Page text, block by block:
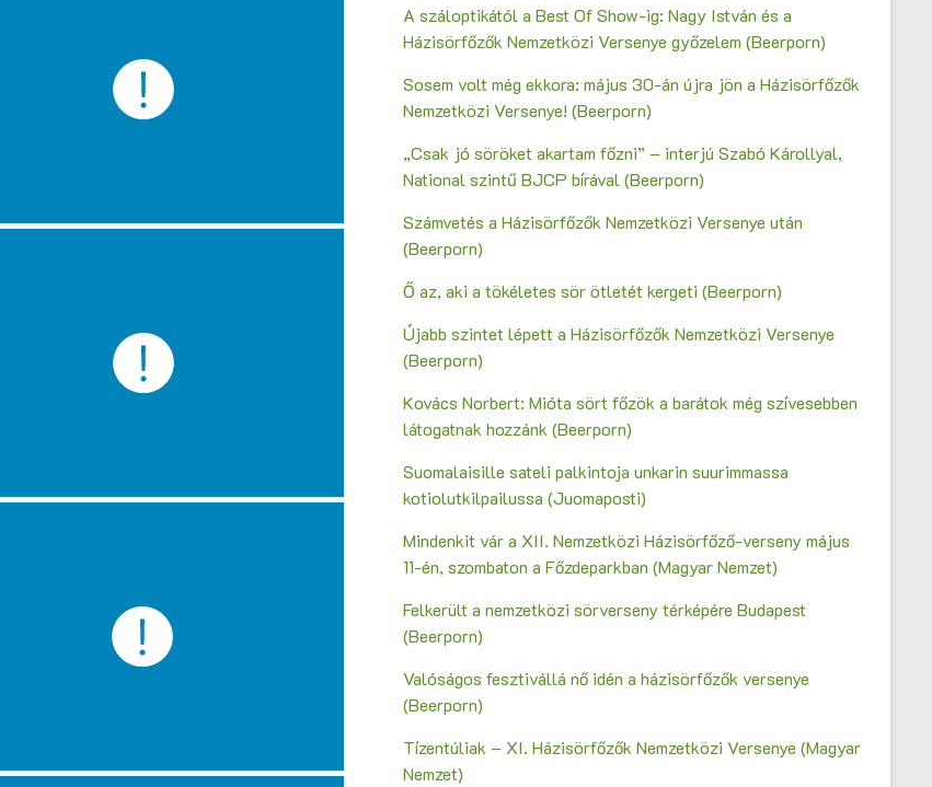
A száloptikától a Best Of Show-ig: Nagy István és a
Házisörfőzők Nemzetközi Versenye győzelem (Beerporn)
Sosem volt még ekkora: május 30-án újra jön a Házisörfőzők
Nemzetközi Versenye! (Beerporn)
„Csak jó söröket akartam főzni” – interjú Szabó Károllyal,
National szintű BJCP bírával (Beerporn)
Számvetés a Házisörfőzők Nemzetközi Versenye után
(Beerporn)
Ő az, aki a tökéletes sör ötletét kergeti (Beerporn)
Újabb szintet lépett a Házisörfőzők Nemzetközi Versenye
(Beerporn)
Kovács Norbert: Mióta sört főzök a barátok még szívesebben
látogatnak hozzánk (Beerporn)
Suomalaisille sateli palkintoja unkarin suurimmassa
kotiolutkilpailussa (Juomaposti)
Mindenkit vár a XII. Nemzetközi Házisörfőző-verseny május
11-én, szombaton a Főzdeparkban (Magyar Nemzet)
Felkerült a nemzetközi sörverseny térképére Budapest
(Beerporn)
Valóságos fesztivállá nő idén a házisörfőzők versenye
(Beerporn)
Tízentúliak – XI. Házisörfőzők Nemzetközi Versenye (Magyar
Nemzet)